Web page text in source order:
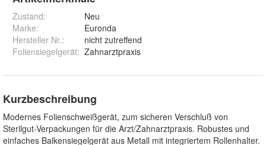
Zustand:
Neu
Marke:
Euronda
Hersteller Nr.:
nicht zutreffend
Foliensiegelgerät: Zahnarztpraxis
Kurzbeschreibung
Modernes Folienschweißgerät, zum sicheren Verschluß von
Sterilgut-Verpackungen für die Arzt/Zahnarztpraxis. Robustes und
einfaches Balkensiegelgerät aus Metall mit integriertem Rollenhalter.